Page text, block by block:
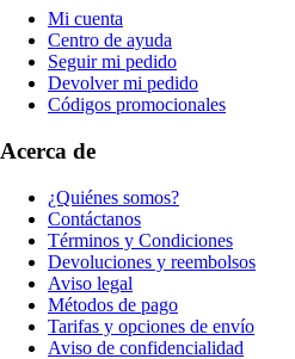
Mi cuenta
Centro de ayuda
Seguir mi pedido
Devolver mi pedido
Códigos promocionales
Acerca de
¿Quiénes somos?
Contáctanos
Términos y Condiciones
Devoluciones y reembolsos
Aviso legal
Métodos de pago
Tarifas y opciones de envío
Aviso de confidencialidad